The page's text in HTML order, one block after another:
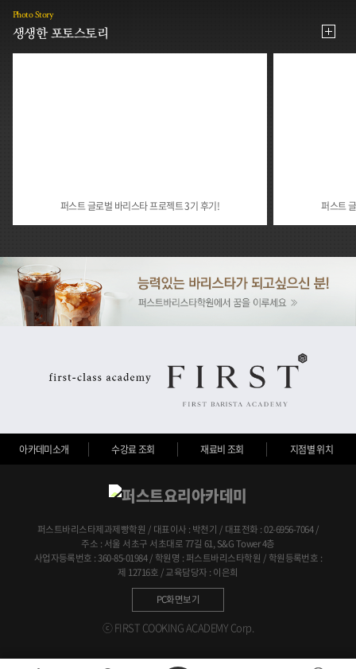
Photo Story
생생한 포토스토리
퍼스트 글로벌 바리스타 프로젝트 3기 후기! 퍼스트
아카데미소개 수강료 조회 재료비 조회 지점별 위치
퍼스트바리스타제과제빵학원 / 대표이사 : 박천기 / 대표전화 : 02-6956-7064 /
주소 : 서울 서초구 서초대로 77길 61, S&G Tower 4층
사업자등록번호 : 360-85-01984 / 학원명 : 퍼스트바리스타학원 / 학원등록번호 :
제 12716호 / 교육담당자 : 이은희
PC화면보기
ⓒ FIRST COOKING ACADEMY Corp.